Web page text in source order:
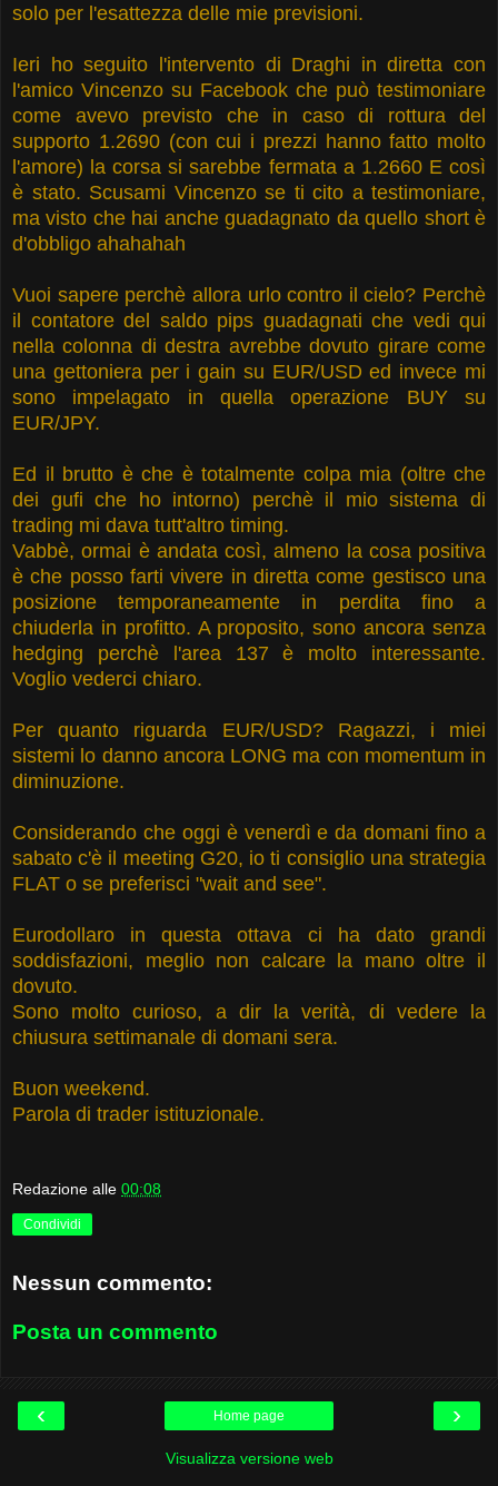
solo per l'esattezza delle mie previsioni.
Ieri ho seguito l'intervento di Draghi in diretta con
l'amico Vincenzo su Facebook che può testimoniare
come avevo previsto che in caso di rottura del
supporto 1.2690 (con cui i prezzi hanno fatto molto
l'amore) la corsa si sarebbe fermata a 1.2660 E così
è stato. Scusami Vincenzo se ti cito a testimoniare,
ma visto che hai anche guadagnato da quello short è
d'obbligo ahahahah
Vuoi sapere perchè allora urlo contro il cielo? Perchè
il contatore del saldo pips guadagnati che vedi qui
nella colonna di destra avrebbe dovuto girare come
una gettoniera per i gain su EUR/USD ed invece mi
sono impelagato in quella operazione BUY su
EUR/JPY.
Ed il brutto è che è totalmente colpa mia (oltre che
dei gufi che ho intorno) perchè il mio sistema di
trading mi dava tutt'altro timing.
Vabbè, ormai è andata così, almeno la cosa positiva
è che posso farti vivere in diretta come gestisco una
posizione temporaneamente in perdita fino a
chiuderla in profitto. A proposito, sono ancora senza
hedging perchè l'area 137 è molto interessante.
Voglio vederci chiaro.
Per quanto riguarda EUR/USD? Ragazzi, i miei
sistemi lo danno ancora LONG ma con momentum in
diminuzione.
Considerando che oggi è venerdì e da domani fino a
sabato c'è il meeting G20, io ti consiglio una strategia
FLAT o se preferisci "wait and see".
Eurodollaro in questa ottava ci ha dato grandi
soddisfazioni, meglio non calcare la mano oltre il
dovuto.
Sono molto curioso, a dir la verità, di vedere la
chiusura settimanale di domani sera.
Buon weekend.
Parola di trader istituzionale.
Redazione alle 00:08
Condividi
Nessun commento:
Posta un commento
‹ ›
Home page
Visualizza versione web